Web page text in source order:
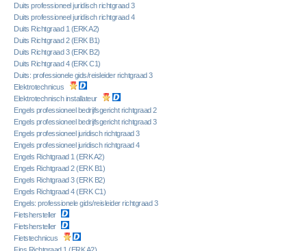
Duits professioneel juridisch richtgraad 3
Duits professioneel juridisch richtgraad 4
Duits Richtgraad 1 (ERK A2)
Duits Richtgraad 2 (ERK B1)
Duits Richtgraad 3 (ERK B2)
Duits Richtgraad 4 (ERK C1)
Duits: professionele gids/reisleider richtgraad 3
Elektrotechnicus
Elektrotechnisch installateur
Engels professioneel bedrijfsgericht richtgraad 2
Engels professioneel bedrijfsgericht richtgraad 3
Engels professioneel juridisch richtgraad 3
Engels professioneel juridisch richtgraad 4
Engels Richtgraad 1 (ERK A2)
Engels Richtgraad 2 (ERK B1)
Engels Richtgraad 3 (ERK B2)
Engels Richtgraad 4 (ERK C1)
Engels: professionele gids/reisleider richtgraad 3
Fietshersteller
Fietshersteller
Fietstechnicus
Fins Richtgraad 1 (ERK A2)